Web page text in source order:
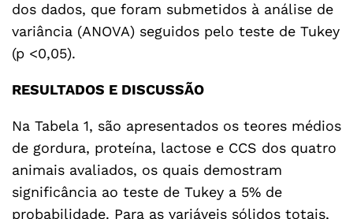
dos dados, que foram submetidos à análise de
variância (ANOVA) seguidos pelo teste de Tukey
(p <0,05).
RESULTADOS E DISCUSSÃO
Na Tabela 1, são apresentados os teores médios
de gordura, proteína, lactose e CCS dos quatro
animais avaliados, os quais demostram
significância ao teste de Tukey a 5% de
probabilidade. Para as variáveis sólidos totais,